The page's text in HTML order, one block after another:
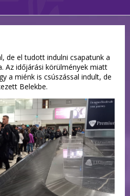
de el tudott indulni csapatunk a
Az időjárási körülmények miatt
a miénk is csúszással indult, de
Belekbe.